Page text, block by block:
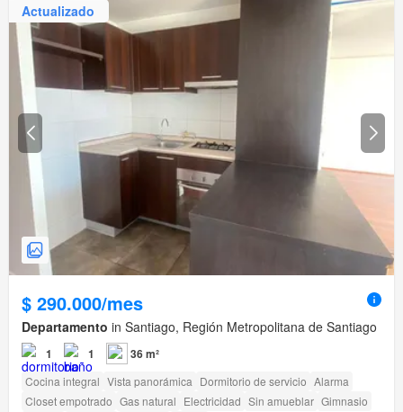
Actualizado
$ 290.000/mes
Departamento in Santiago, Región Metropolitana de Santiago
1 1 36 m²
Cocina integral Vista panorámica Dormitorio de servicio Alarma
Closet empotrado Gas natural Electricidad Sin amueblar Gimnasio